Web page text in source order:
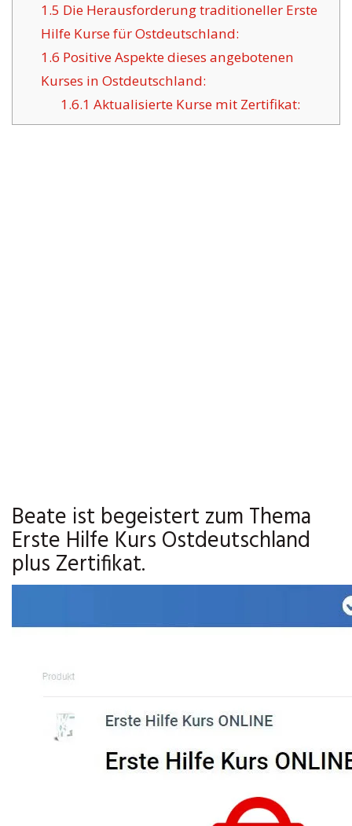
1.5 Die Herausforderung traditioneller Erste
Hilfe Kurse für Ostdeutschland:
1.6 Positive Aspekte dieses angebotenen
Kurses in Ostdeutschland:
1.6.1 Aktualisierte Kurse mit Zertifikat:
Beate ist begeistert zum Thema
Erste Hilfe Kurs Ostdeutschland
plus Zertifikat.